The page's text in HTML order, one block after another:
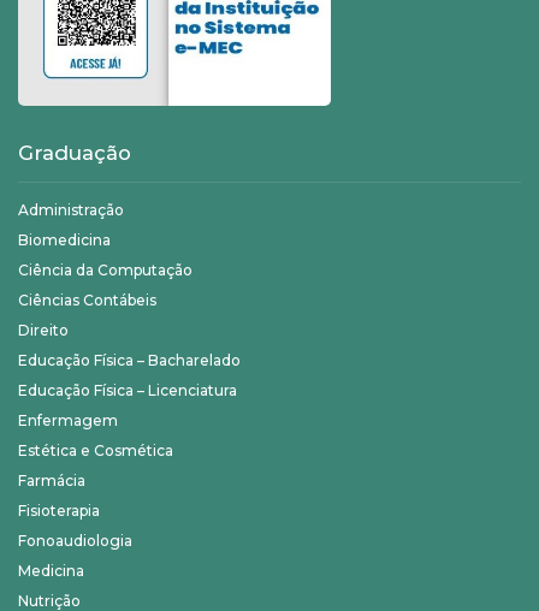
Graduação
Administração
Biomedicina
Ciência da Computação
Ciências Contábeis
Direito
Educação Física – Bacharelado
Educação Física – Licenciatura
Enfermagem
Estética e Cosmética
Farmácia
Fisioterapia
Fonoaudiologia
Medicina
Nutrição